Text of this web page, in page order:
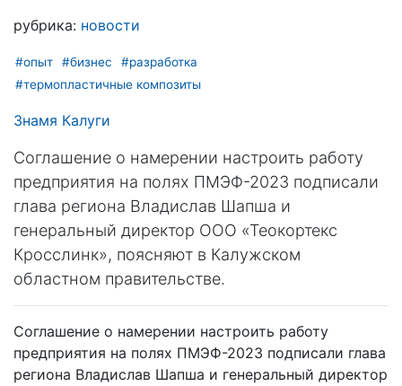
рубрика: новости
#опыт #бизнес
#разработка
#термопластичные композиты
Знамя Калуги
Соглашение о намерении настроить работу
предприятия на полях ПМЭФ-2023 подписали
глава региона Владислав Шапша и
генеральный директор ООО «Теокортекс
Кросслинк», поясняют в Калужском
областном правительстве.
Соглашение о намерении настроить работу
предприятия на полях ПМЭФ-2023 подписали глава
региона Владислав Шапша и генеральный директор